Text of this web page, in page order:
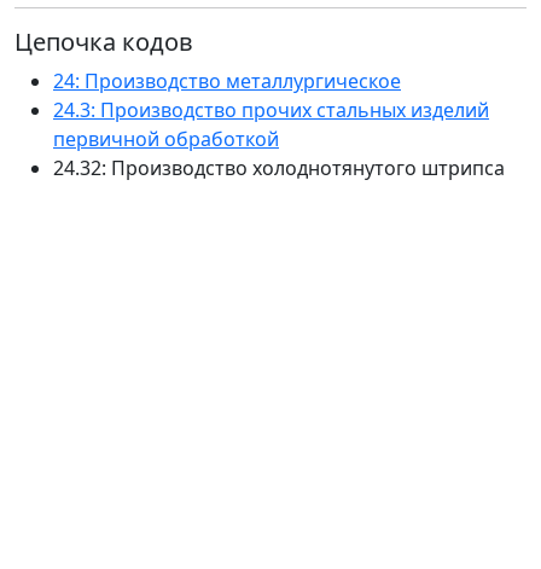
Цепочка кодов
24: Производство металлургическое
24.3: Производство прочих стальных изделий
первичной обработкой
24.32: Производство холоднотянутого штрипса